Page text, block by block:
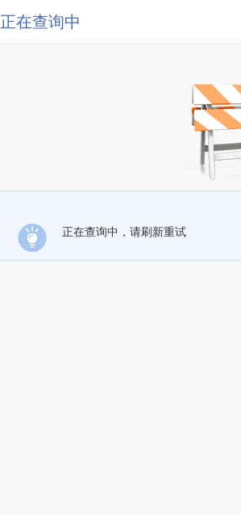
正在查询中
正在查询中，请刷新重试